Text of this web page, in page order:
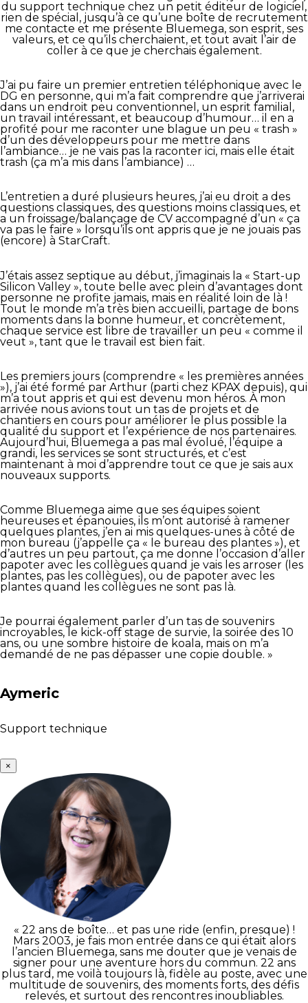
du support technique chez un petit éditeur de logiciel,
rien de spécial, jusqu’à ce qu’une boîte de recrutement
me contacte et me présente Bluemega, son esprit, ses
valeurs, et ce qu’ils cherchaient, et tout avait l’air de
coller à ce que je cherchais également.
J’ai pu faire un premier entretien téléphonique avec le
DG en personne, qui m’a fait comprendre que j’arriverai
dans un endroit peu conventionnel, un esprit familial,
un travail intéressant, et beaucoup d’humour… il en a
profité pour me raconter une blague un peu « trash »
d’un des développeurs pour me mettre dans
l’ambiance… je ne vais pas la raconter ici, mais elle était
trash (ça m’a mis dans l’ambiance) …
L’entretien a duré plusieurs heures, j’ai eu droit a des
questions classiques, des questions moins classiques, et
a un froissage/balançage de CV accompagné d’un « ça
va pas le faire » lorsqu’ils ont appris que je ne jouais pas
(encore) à StarCraft.
J’étais assez septique au début, j’imaginais la « Start-up
Silicon Valley », toute belle avec plein d’avantages dont
personne ne profite jamais, mais en réalité loin de là !
Tout le monde m’a très bien accueilli, partage de bons
moments dans la bonne humeur, et concrètement,
chaque service est libre de travailler un peu « comme il
veut », tant que le travail est bien fait.
Les premiers jours (comprendre « les premières années
»), j’ai été formé par Arthur (parti chez KPAX depuis), qui
m’a tout appris et qui est devenu mon héros. À mon
arrivée nous avions tout un tas de projets et de
chantiers en cours pour améliorer le plus possible la
qualité du support et l’expérience de nos partenaires.
Aujourd’hui, Bluemega a pas mal évolué, l’équipe a
grandi, les services se sont structurés, et c’est
maintenant à moi d’apprendre tout ce que je sais aux
nouveaux supports.
Comme Bluemega aime que ses équipes soient
heureuses et épanouies, ils m’ont autorisé à ramener
quelques plantes, j’en ai mis quelques-unes à côté de
mon bureau (j’appelle ça « le bureau des plantes »), et
d’autres un peu partout, ça me donne l’occasion d’aller
papoter avec les collègues quand je vais les arroser (les
plantes, pas les collègues), ou de papoter avec les
plantes quand les collègues ne sont pas là.
Je pourrai également parler d’un tas de souvenirs
incroyables, le kick-off stage de survie, la soirée des 10
ans, ou une sombre histoire de koala, mais on m’a
demandé de ne pas dépasser une copie double. »
Aymeric
Support technique
×
« 22 ans de boîte… et pas une ride (enfin, presque) !
Mars 2003, je fais mon entrée dans ce qui était alors
l’ancien Bluemega, sans me douter que je venais de
signer pour une aventure hors du commun. 22 ans
plus tard, me voilà toujours là, fidèle au poste, avec une
multitude de souvenirs, des moments forts, des défis
relevés, et surtout des rencontres inoubliables.